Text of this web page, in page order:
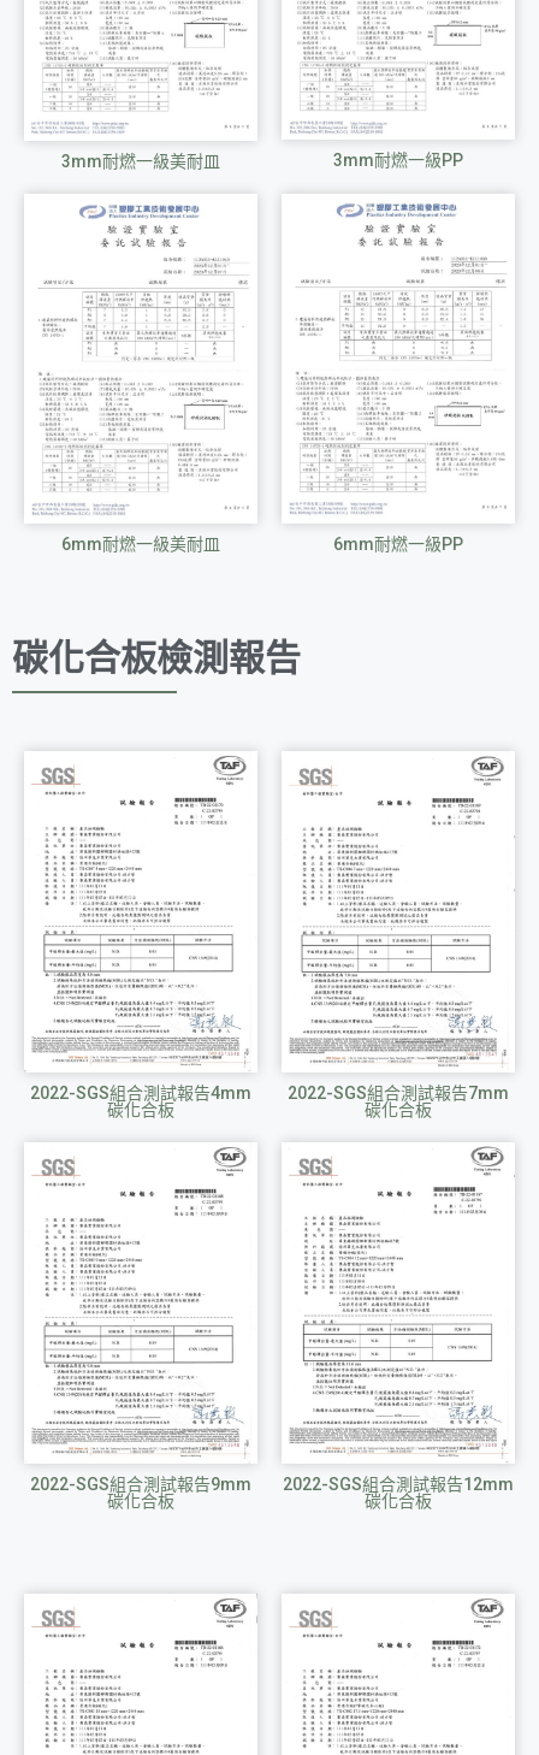
3mm耐燃一級美耐皿 3mm耐燃一級PP
6mm耐燃一級美耐皿 6mm耐燃一級PP
碳化合板檢測報告
2022-SGS組合測試報告4mm
碳化合板
2022-SGS組合測試報告7mm
碳化合板
2022-SGS組合測試報告9mm
碳化合板
2022-SGS組合測試報告12mm
碳化合板